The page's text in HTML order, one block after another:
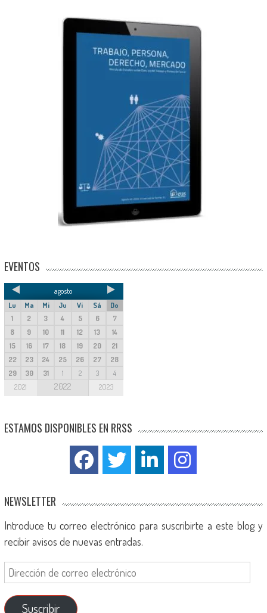
EVENTOS
agosto
Lu Ma Mi Ju Vi Sá
Do
1
2 3 4 5 6
7
8
9 10 11 12 13
14
15
16 17 18 19 20
21
22
23 24 25 26 27
28
29
30 31 1 2 3 4
2021 2022 2023
ESTAMOS DISPONIBLES EN RRSS
NEWSLETTER
Introduce tu correo electrónico para suscribirte a este blog y
recibir avisos de nuevas entradas.
Suscribir